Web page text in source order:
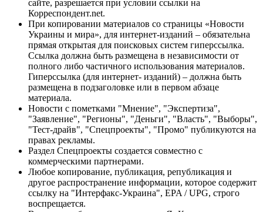
сайте, разрешается при условии ссылки на
Корреспондент.net.
При копировании материалов со страницы «Новости
Украины и мира», для интернет-изданий – обязательна
прямая открытая для поисковых систем гиперссылка.
Ссылка должна быть размещена в независимости от
полного либо частичного использования материалов.
Гиперссылка (для интернет- изданий) – должна быть
размещена в подзаголовке или в первом абзаце
материала.
Новости с пометками "Мнение", "Экспертиза",
"Заявление", "Регионы", "Деньги", "Власть", "Выборы",
"Тест-драйв", "Спецпроекты", "Промо" публикуются на
правах рекламы.
Раздел Спецпроекты создается совместно с
коммерческими партнерами.
Любое копирование, публикация, републикация и
другое распространение информации, которое содержит
ссылку на "Интерфакс-Украина", EPA / UPG, строго
воспрещается.